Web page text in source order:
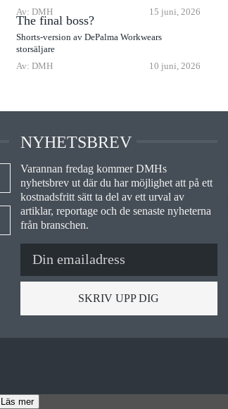
Av: DMH 15 juni, 2026
The final boss?
Shorts-version av DePalma Workwears
storsäljare
Av: DMH
10 juni, 2026
NYHETSBREV
Varannan fredag kommer DMHs
nyhetsbrev ut där du har möjlighet att på ett
kostnadsfritt sätt ta del av ett urval av
artiklar, reportage och de senaste nyheterna
från branschen.
SKRIV UPP DIG
Läs mer